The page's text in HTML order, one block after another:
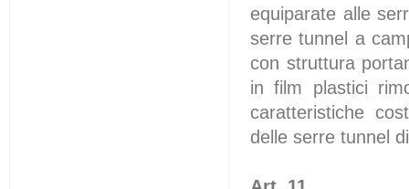
equiparate alle
serre tunnel a
con struttura
in film plastici
caratteristiche
delle serre tunnel